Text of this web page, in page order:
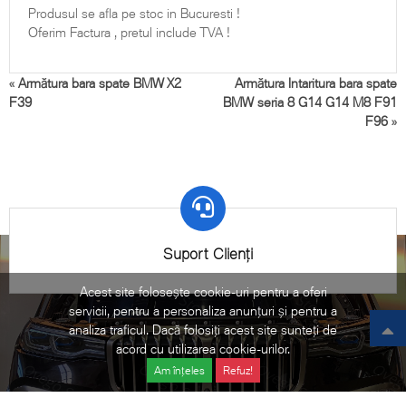
Produsul se afla pe stoc in Bucuresti !
Oferim Factura , pretul include TVA !
« Armătura bara spate BMW X2
F39
Armătura Intaritura bara spate
BMW seria 8 G14 G14 M8 F91
F96 »
Suport Clienți
©2021 Ovego - Piese Originale BMW. All Rights Reserved.
Acest site folosește cookie-uri pentru a oferi
servicii, pentru a personaliza anunțuri și pentru a
analiza traficul. Dacă folosiți acest site sunteți de
acord cu utilizarea cookie-urilor.
Am înțeles Refuz!